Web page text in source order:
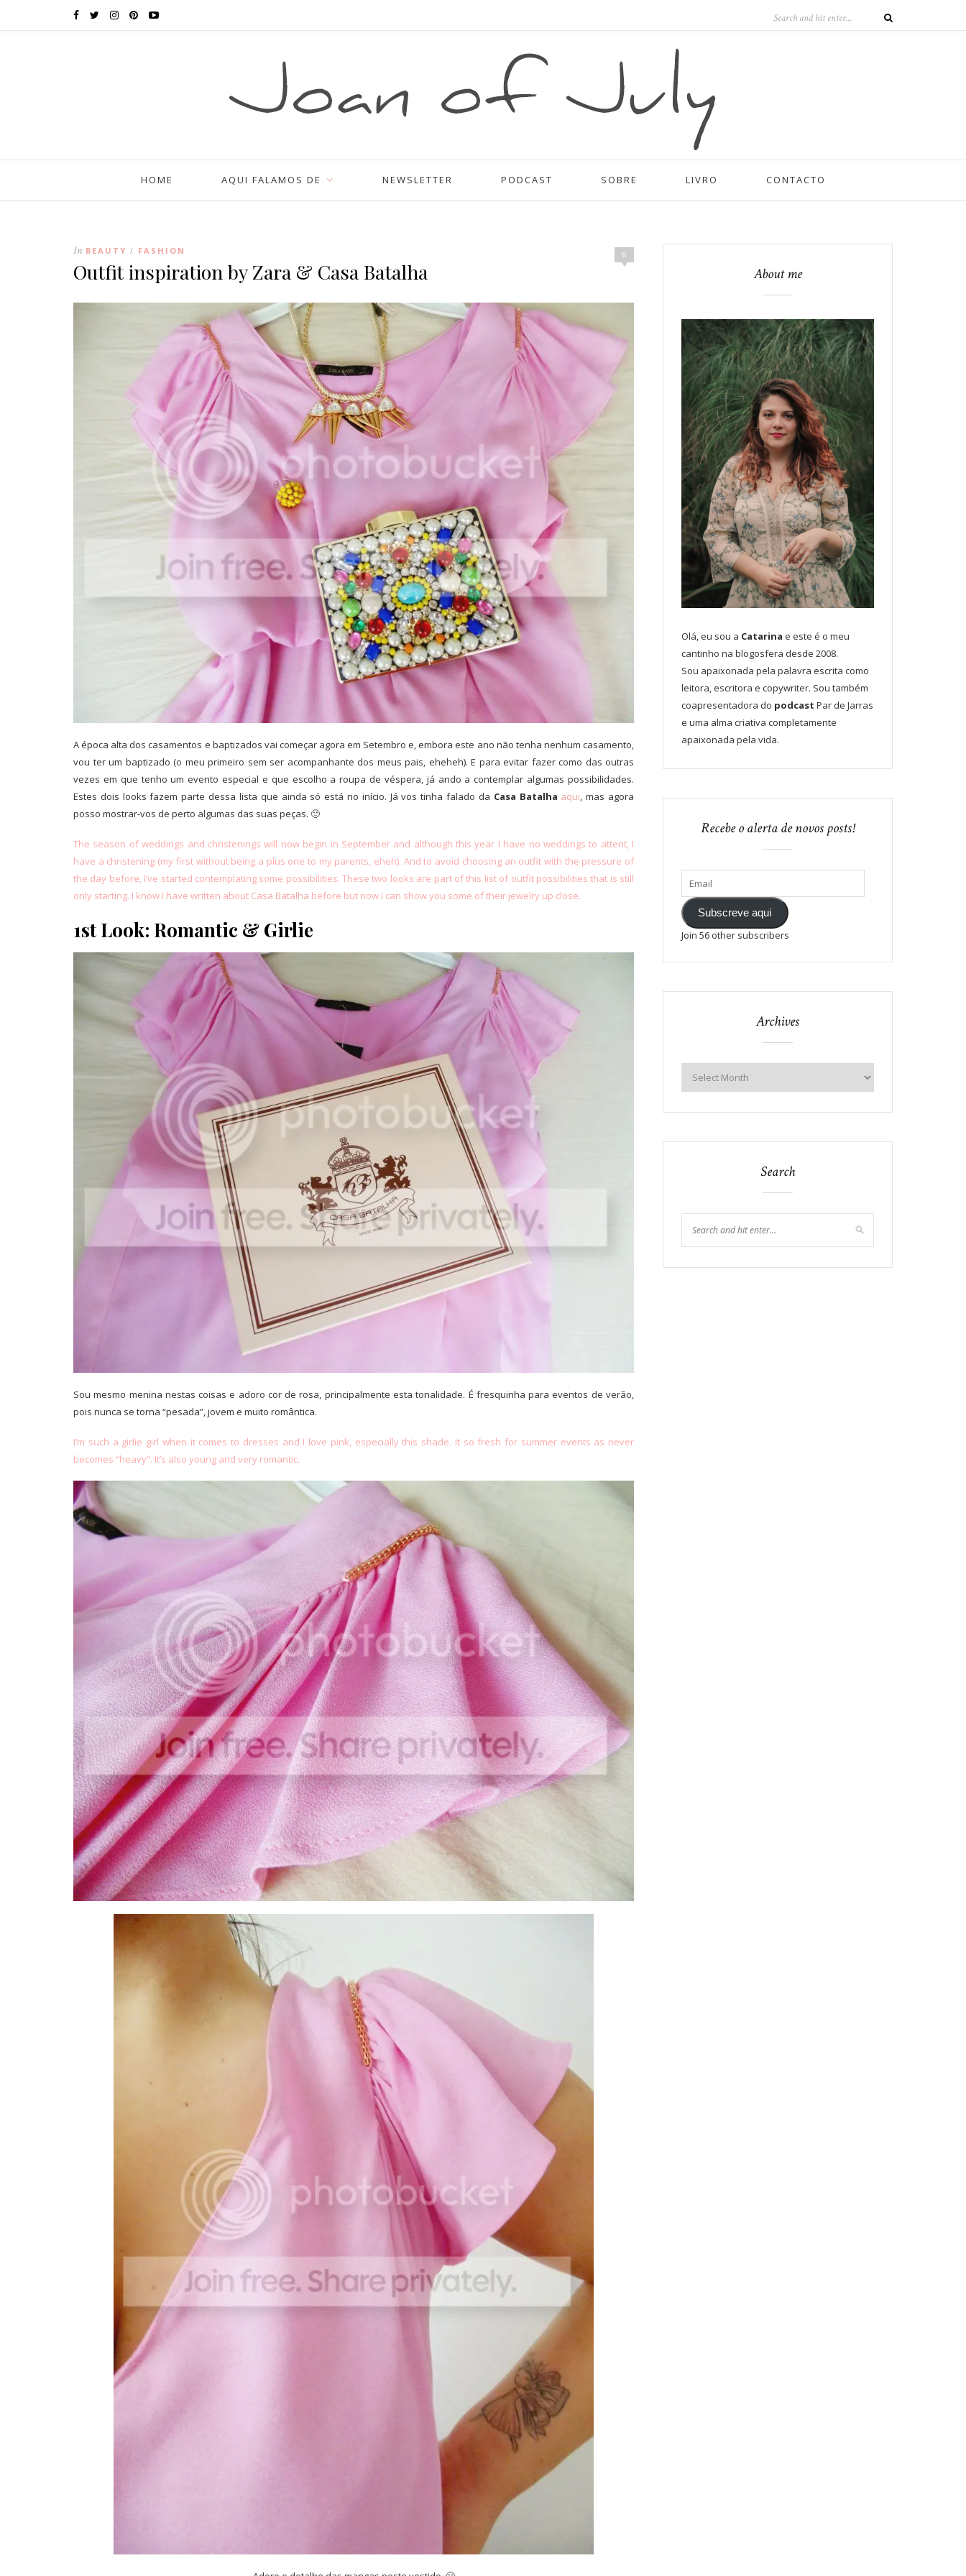
HOME AQUI FALAMOS DE NEWSLETTER PODCAST SOBRE LIVRO CONTACTO
6
In BEAUTY / FASHION
Outfit inspiration by Zara & Casa Batalha
A época alta dos casamentos e baptizados vai começar agora em Setembro e, embora este ano não tenha nenhum casamento,
vou ter um baptizado (o meu primeiro sem ser acompanhante dos meus pais, eheheh). E para evitar fazer como das outras
vezes em que tenho um evento especial e que escolho a roupa de véspera, já ando a contemplar algumas possibilidades.
Estes dois looks fazem parte dessa lista que ainda só está no início. Já vos tinha falado da Casa Batalha aqui, mas agora
posso mostrar-vos de perto algumas das suas peças. 🙂
The season of weddings and christeningswill now begin in September and although this year I have no weddings to attent,I
have a christening (my first without being a plus one to my parents, eheh). And to avoid choosing an outfit with the pressure of
the day before, I’ve started contemplating some possibilities.These two looks are part of this list of outfit possibilities that is still
only starting. I know I have written about Casa Batalha before but now I can show you some of their jewelry up close.
1st Look: Romantic & Girlie
Sou mesmo menina nestas coisas e adoro cor de rosa, principalmente esta tonalidade. É fresquinha para eventos de verão,
pois nunca se torna “pesada”, jovem e muito romântica.
I’m such a girlie girl when it comes to dresses and I love pink, especiallythis shade. It so fresh for summer events as never
becomes “heavy”. It’s also young and very romantic.
About me
Olá, eu sou a Catarina e este é o meu
cantinho na blogosfera desde 2008.
Sou apaixonada pela palavra escrita como
leitora, escritora e copywriter. Sou também
coapresentadora do podcast Par de Jarras
e uma alma criativa completamente
apaixonada pela vida.
Recebe o alerta de novos posts!
Subscreve aqui
Join 56 other subscribers
Archives
Search